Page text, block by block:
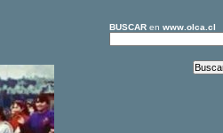
BUSCARen www.olca.cl